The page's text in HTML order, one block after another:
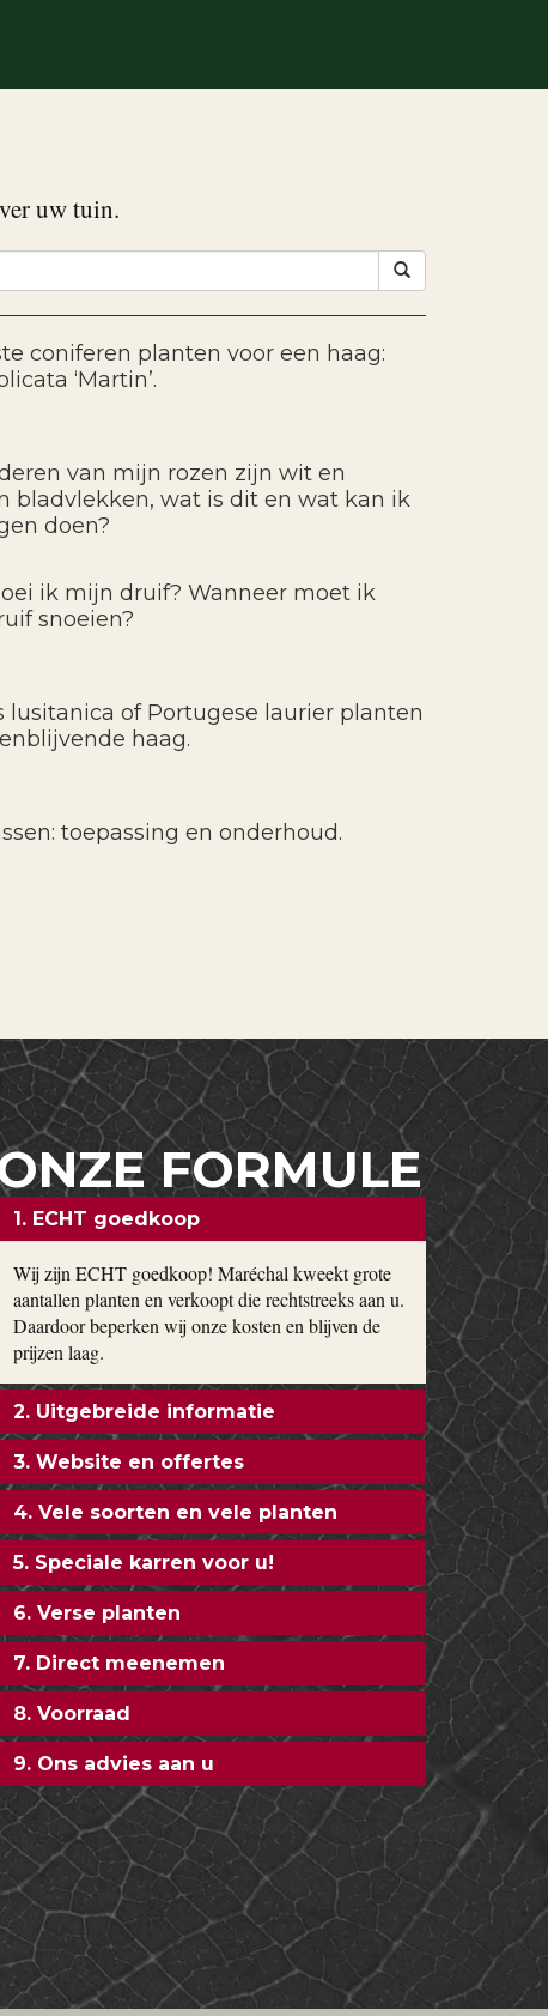
uw tuin.
coniferen planten voor een haag:
‘Martin’.
van mijn rozen zijn wit en
bladvlekken, wat is dit en wat kan ik
doen?
ik mijn druif? Wanneer moet ik
snoeien?
lusitanica of Portugese laurier planten
haag.
toepassing en onderhoud.
FORMULE
1. ECHT goedkoop
Wij zijn ECHT goedkoop! Maréchal kweekt grote
aantallen planten en verkoopt die rechtstreeks aan u.
Daardoor beperken wij onze kosten en blijven de
prijzen laag.
2. Uitgebreide informatie
3. Website en offertes
4. Vele soorten en vele planten
5. Speciale karren voor u!
6. Verse planten
7. Direct meenemen
8. Voorraad
9. Ons advies aan u